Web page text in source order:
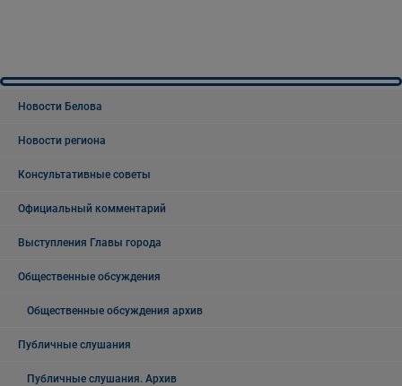
Новости Белова
Новости региона
Консультативные советы
Официальный комментарий
Выступления Главы города
Общественные обсуждения
Общественные обсуждения архив
Публичные слушания
Публичные слушания. Архив